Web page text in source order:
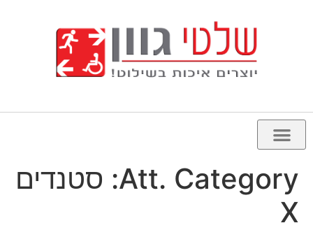
Att. Category: סטנדים
X